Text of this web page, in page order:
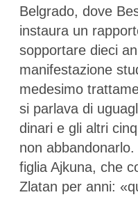
Belgrado, dove
instaura un
sopportare dieci
manifestazione
medesimo
si parlava di
dinari e gli altri
non
figlia Ajkuna, che
Zlatan per anni: